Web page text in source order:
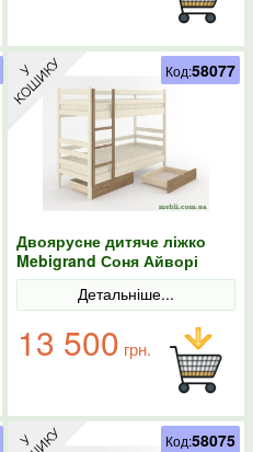
Двоярусне дитяче ліжко
Mebigrand Соня Айворі
(S0505Y30R)/Горіх світлий
80х190 з ящиками
Детальніше...
13 500 грн.
Код:58077
Код:58075